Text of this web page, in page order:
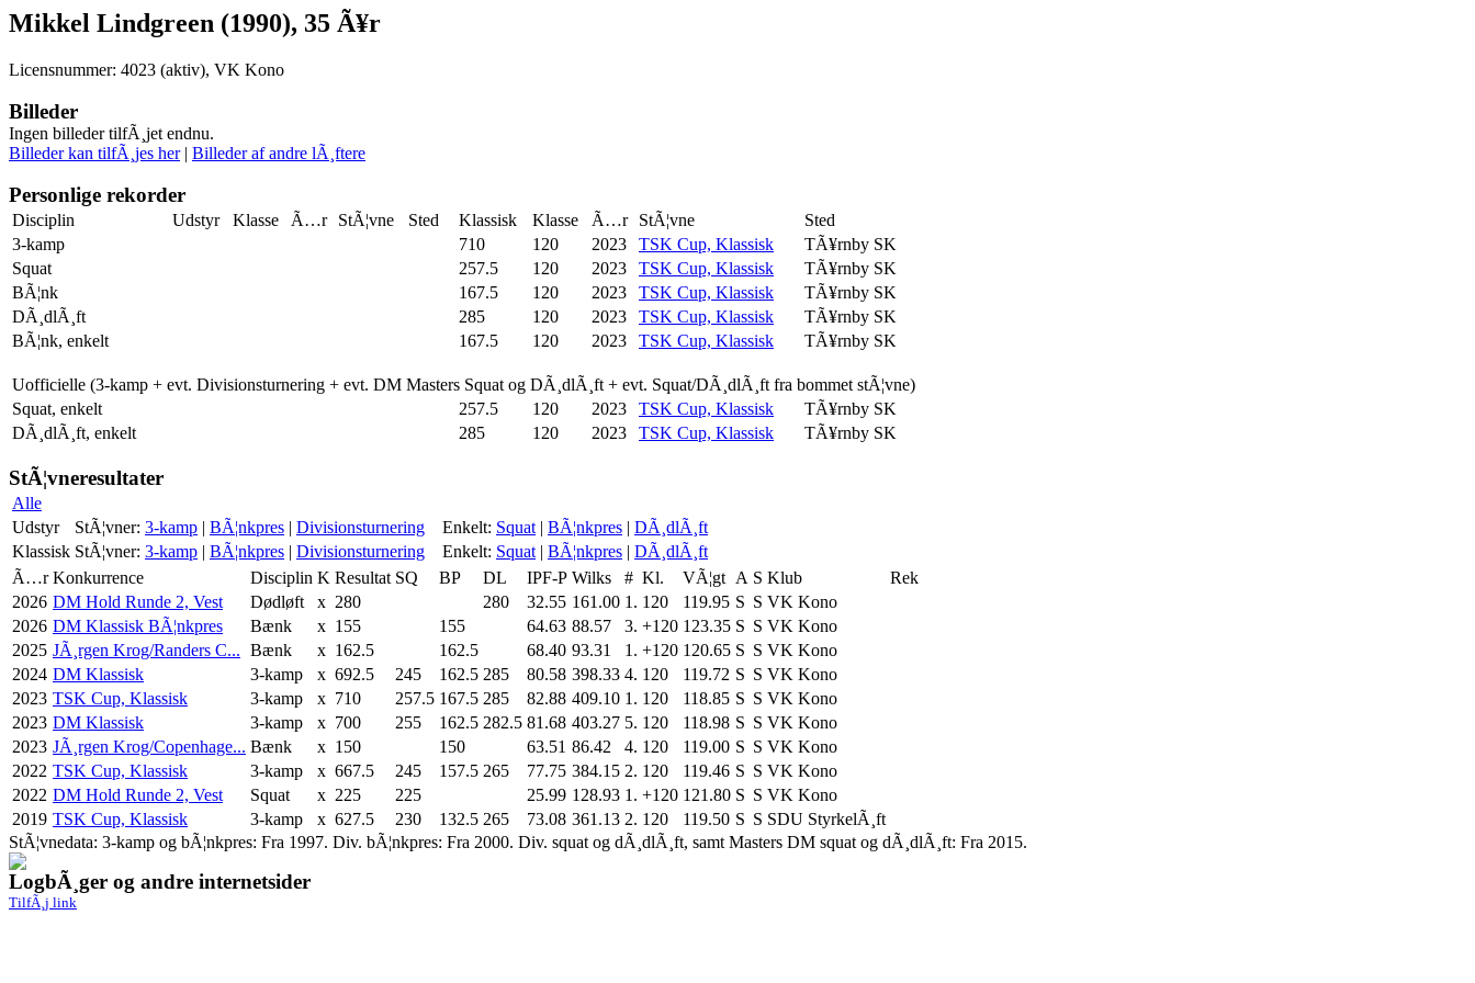
Mikkel Lindgreen (1990), 35 Ã¥r
Licensnummer: 4023 (aktiv), VK Kono
Billeder
Ingen billeder tilfÃ¸jet endnu.
Billeder kan tilfÃ¸jes her| Billeder af andre lÃ¸ftere
Personlige rekorder
Disciplin Udstyr Klasse Ã…r StÃ¦vne Sted Klassisk Klasse Ã…r StÃ¦vne
Sted
3-kamp
710 120 2023 TSK Cup, Klassisk
TÃ¥rnby SK
Squat
257.5 120 2023 TSK Cup, Klassisk
TÃ¥rnby SK
BÃ¦nk
167.5 120 2023 TSK Cup, Klassisk
TÃ¥rnby SK
DÃ¸dlÃ¸ft
285 120 2023 TSK Cup, Klassisk
TÃ¥rnby SK
BÃ¦nk, enkelt
167.5 120 2023 TSK Cup, Klassisk TÃ¥rnby SK
Uofficielle (3-kamp + evt. Divisionsturnering + evt. DM Masters Squat og DÃ¸dlÃ¸ft + evt. Squat/DÃ¸dlÃ¸ft fra bommet stÃ¦vne)
Squat, enkelt
257.5 120 2023 TSK Cup, Klassisk
TÃ¥rnby SK
DÃ¸dlÃ¸ft, enkelt
285 120 2023 TSK Cup, Klassisk TÃ¥rnby SK
StÃ¦vneresultater
Alle
Udstyr
StÃ¦vner: 3-kamp | BÃ¦nkpres | Divisionsturnering Enkelt: Squat | BÃ¦nkpres | DÃ¸dlÃ¸ft
Klassisk StÃ¦vner: 3-kamp | BÃ¦nkpres | Divisionsturnering Enkelt: Squat | BÃ¦nkpres | DÃ¸dlÃ¸ft
Ã…r Konkurrence Disciplin K Resultat SQ BP DL IPF-P Wilks # Kl. VÃ¦gt A S Klub
Rek
2026 DM Hold Runde 2, Vest Dødløft x 280 280 32.55 161.00 1. 120 119.95 S S VK Kono
2026 DM Klassisk BÃ¦nkpres Bænk x 155 155 64.63 88.57 3. +120 123.35 S S VK Kono
2025 JÃ¸rgen Krog/Randers C... Bænk x 162.5 162.5 68.40 93.31 1. +120 120.65 S S VK Kono
2024 DM Klassisk 3-kamp x 692.5 245 162.5 285 80.58 398.33 4. 120 119.72 S S VK Kono
2023 TSK Cup, Klassisk 3-kamp x 710 257.5 167.5 285 82.88 409.10 1. 120 118.85 S S VK Kono
2023 DM Klassisk 3-kamp x 700 255 162.5 282.5 81.68 403.27 5. 120 118.98 S S VK Kono
2023 JÃ¸rgen Krog/Copenhage... Bænk x 150 150 63.51 86.42 4. 120 119.00 S S VK Kono
2022 TSK Cup, Klassisk 3-kamp x 667.5 245 157.5 265 77.75 384.15 2. 120 119.46 S S VK Kono
2022 DM Hold Runde 2, Vest Squat x 225 225 25.99 128.93 1. +120 121.80 S S VK Kono
2019 TSK Cup, Klassisk 3-kamp x 627.5 230 132.5 265 73.08 361.13 2. 120 119.50 S S SDU StyrkelÃ¸ft
StÃ¦vnedata: 3-kamp og bÃ¦nkpres: Fra 1997. Div. bÃ¦nkpres: Fra 2000. Div. squat og dÃ¸dlÃ¸ft, samt Masters DM squat og dÃ¸dlÃ¸ft: Fra 2015.
LogbÃ¸ger og andre internetsider
TilfÃ¸j link